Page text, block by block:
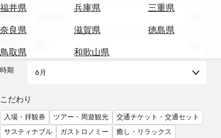
福井県
兵庫県
三重県
奈良県
滋賀県
徳島県
鳥取県
和歌山県
券
テ
を
調
べ
る
天
気
を
テーマ
時期 6月
こだわり
入場・拝観券 ツアー・周遊観光
交通チケット・交通セット
サスティナブル
ガストロノミー
癒し・リラックス